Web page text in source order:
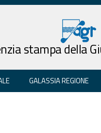
stampa della
GALASSIA REGIONE